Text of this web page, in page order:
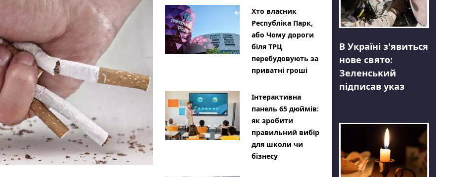
Хто власник
Республіка Парк,
або Чому дороги
біля ТРЦ
перебудовують за
приватні гроші
Інтерактивна
панель 65 дюймів:
як зробити
правильний вибір
для школи чи
бізнесу
В Україні з'явиться
нове свято:
Зеленський
підписав указ